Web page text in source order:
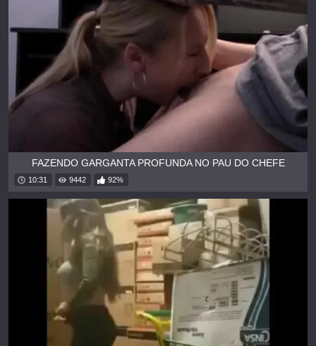
FAZENDO GARGANTA PROFUNDA NO PAU DO CHEFE
10:31 9442 92%